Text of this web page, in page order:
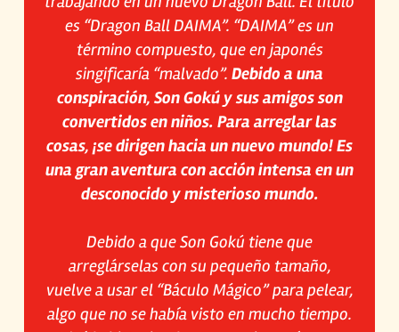
es “Dragon Ball DAIMA”. “DAIMA” es un
término compuesto, que en japonés
singificaría “malvado”. Debido a una
conspiración, Son Gokú y sus amigos son
convertidos en niños. Para arreglar las
cosas, ¡se dirigen hacia un nuevo mundo! Es
una gran aventura con acción intensa en un
desconocido y misterioso mundo.
Debido a que Son Gokú tiene que
arreglárselas con su pequeño tamaño,
vuelve a usar el “Báculo Mágico” para pelear,
algo que no se había visto en mucho tiempo.